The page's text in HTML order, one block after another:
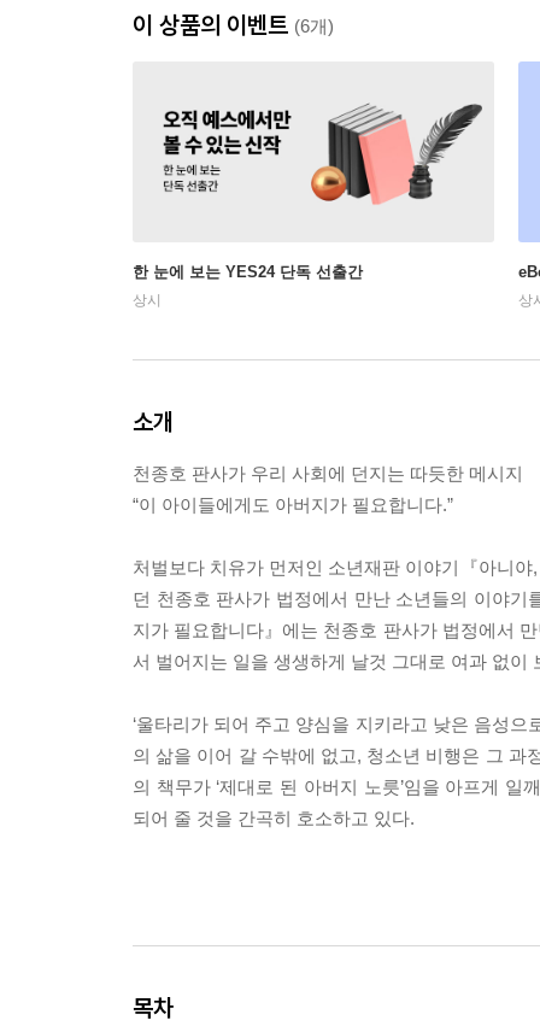
이 상품의 이벤트 (6개)
한 눈에 보는 YES24 단독 선출간
상시 상
소개
천종호 판사가 우리 사회에 던지는 따듯한 메시지
“이 아이들에게도 아버지가 필요합니다.”
처벌보다 치유가 먼저인 소년재판 이야기『아니
던 천종호 판사가 법정에서 만난 소년들의 이야기
지가 필요합니다』에는 천종호 판사가 법정에서
서 벌어지는 일을 생생하게 날것 그대로 여과 없
‘울타리가 되어 주고 양심을 지키라고 낮은 음성
의 삶을 이어 갈 수밖에 없고, 청소년 비행은 그 과
의 책무가 ‘제대로 된 아버지 노릇’임을 아프게
되어 줄 것을 간곡히 호소하고 있다.
목차